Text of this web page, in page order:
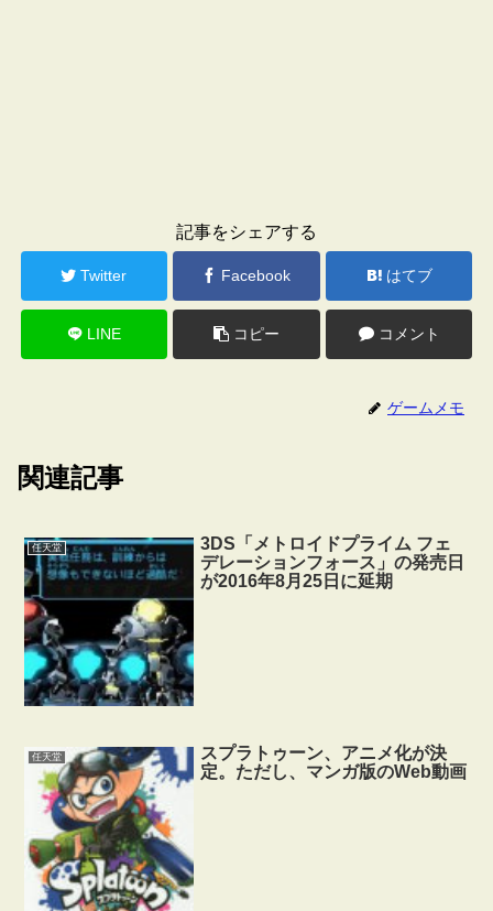
記事をシェアする
Twitter Facebook はてブ
LINE コピー コメント
ゲームメモ
関連記事
任天堂
3DS「メトロイドプライム フェ
デレーションフォース」の発売日
が2016年8月25日に延期
任天堂
スプラトゥーン、アニメ化が決
定。ただし、マンガ版のWeb動画